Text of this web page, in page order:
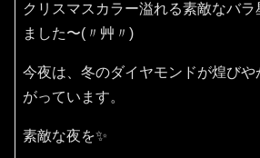
クリスマスカラー溢れる素敵なバラ
ました〜(〃艸〃)
今夜は、冬のダイヤモンドが煌び
がっています。
素敵な夜を✨